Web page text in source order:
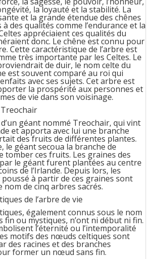
la loyauté et la stabilité. La
et la grande étendue des chênes
des qualités comme l’endurance et la
appréciaient ces qualités du
donc. Le chêne est connu pour
Cette caractéristique de l’arbre est
très importante par les Celtes. Le
de duir, le nom celte du
est souvent comparé au roi qui
avec ses sujets. Cet arbre est
la prospérité aux personnes et
de vie dans son voisinage.
d’un géant nommé Treochair, qui vint
et apporta avec lui une branche
des fruits de différentes plantes.
le géant secoua la branche de
tomber ces fruits. Les graines des
le géant furent plantées au centre
de l’Irlande. Depuis lors, les
à partir de ces graines sont
nom de cinq arbres sacrés.
de l’arbre de vie
également connus sous le nom
fin ou mystiques, n’ont ni début ni fin.
l’éternité ou l’intemporalité
motifs des nœuds celtiques sont
des racines et des branches
former un nœud sans fin.